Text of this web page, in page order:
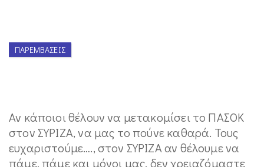
ΠΑΡΕΜΒΆΣΕΙΣ
Αν κάποιοι θέλουν να μετακομίσει το ΠΑΣΟΚ
στον ΣΥΡΙΖΑ, να μας το πούνε καθαρά. Τους
ευχαριστούμε…., στον ΣΥΡΙΖΑ αν θέλουμε να
πάμε, πάμε και μόνοι μας, δεν χρειαζόμαστε